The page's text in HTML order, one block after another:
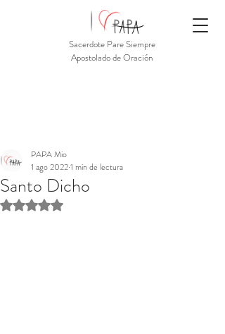
Sacerdote Pare Siempre
Apostolado de Oración
Santo Dicho
PAPA Mio
1 ago 20221 min de lectura
Obtuvo NaN de 5 estrellas.